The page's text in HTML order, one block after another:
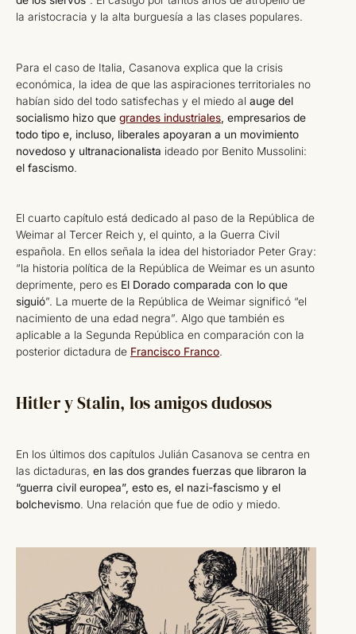
la aristocracia y la alta burguesía a las clases populares.
Para el caso de Italia, Casanova explica que la crisis
económica, la idea de que las aspiraciones territoriales no
habían sido del todo satisfechas y el miedo al auge del
socialismo hizo que grandes industriales , empresarios de
todo tipo e, incluso, liberales apoyaran a un movimiento
novedoso y ultranacionalista ideado por Benito Mussolini:
el fascismo.
El cuarto capítulo está dedicado al paso de la República de
Weimar al Tercer Reich y, el quinto, a la Guerra Civil
española. En ellos señala la idea del historiador Peter Gray:
“la historia política de la República de Weimar es un asunto
deprimente, pero es El Dorado comparada con lo que
siguió”. La muerte de la República de Weimar significó “el
nacimiento de una edad negra”. Algo que también es
aplicable a la Segunda República en comparación con la
posterior dictadura de Francisco Franco.
Hitler y Stalin, los amigos dudosos
En los últimos dos capítulos Julián Casanova se centra en
las dictaduras, en las dos grandes fuerzas que libraron la
“guerra civil europea”, esto es, el nazi-fascismo y el
bolchevismo. Una relación que fue de odio y miedo.